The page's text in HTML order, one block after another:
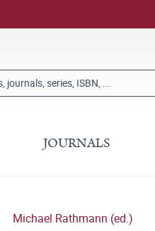
JOURNALS
Michael Rathmann (ed.)